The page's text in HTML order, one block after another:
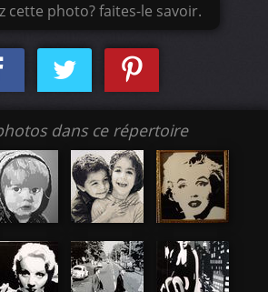
cette photo? faites-le savoir.
dans ce répertoire